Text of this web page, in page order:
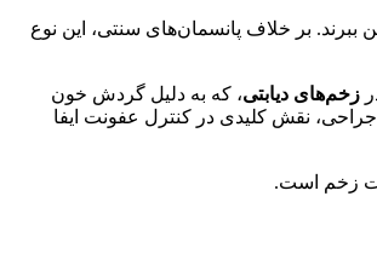
این یون‌ها خاصیت ضدباکتریایی قوی دارند و می‌توانند بیش از ۱۵۰ نوع باکتری را از بین ببرند. بر خلاف پانسمان‌های سنتی، این نوع
زخم‌های دیابتی، که به دلیل گردش خون
نقش کلیدی در کنترل عفونت ایفا